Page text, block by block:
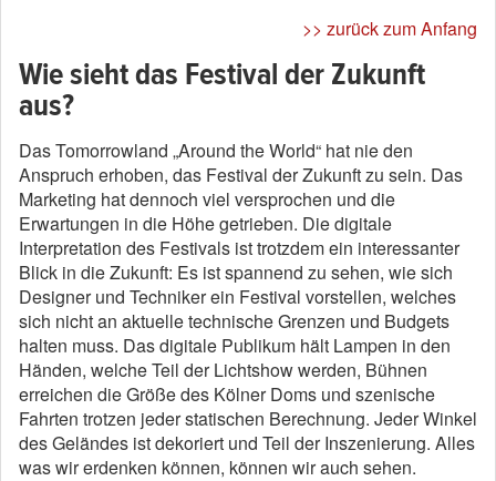
>> zurück zum Anfang
Wie sieht das Festival der Zukunft
aus?
Das Tomorrowland „Around the World“ hat nie den
Anspruch erhoben, das Festival der Zukunft zu sein. Das
Marketing hat dennoch viel versprochen und die
Erwartungen in die Höhe getrieben. Die digitale
Interpretation des Festivals ist trotzdem ein interessanter
Blick in die Zukunft: Es ist spannend zu sehen, wie sich
Designer und Techniker ein Festival vorstellen, welches
sich nicht an aktuelle technische Grenzen und Budgets
halten muss. Das digitale Publikum hält Lampen in den
Händen, welche Teil der Lichtshow werden, Bühnen
erreichen die Größe des Kölner Doms und szenische
Fahrten trotzen jeder statischen Berechnung. Jeder Winkel
des Geländes ist dekoriert und Teil der Inszenierung. Alles
was wir erdenken können, können wir auch sehen.